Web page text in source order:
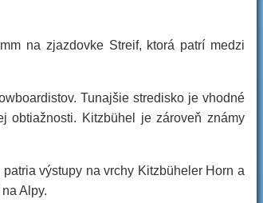
na zjazdovke Streif, ktorá patrí medzi
Tunajšie stredisko je vhodné
obtiažnosti. Kitzbühel je zároveň známy
výstupy na vrchy Kitzbüheler Horn a
Alpy.